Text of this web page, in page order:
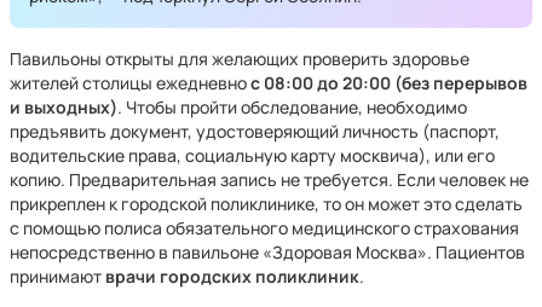
Павильоны открыты для желающих проверить здоровье
жителей столицы ежедневнос 08:00 до 20:00 (без перерывов
и выходных). Чтобы пройти обследование, необходимо
предъявить документ, удостоверяющий личность (паспорт,
водительские права, социальную карту москвича), или его
копию. Предварительная запись не требуется. Если человек не
прикреплен к городской поликлинике, то он может это сделать
с помощью полиса обязательного медицинского страхования
непосредственно в павильоне «Здоровая Москва». Пациентов
принимают врачи городских поликлиник.